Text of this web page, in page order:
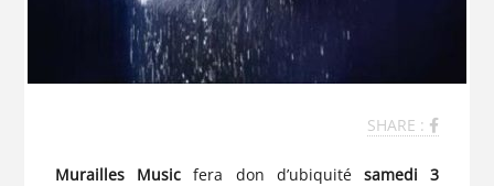
SHARE :
Murailles Music fera don d’ubiquité samedi 3